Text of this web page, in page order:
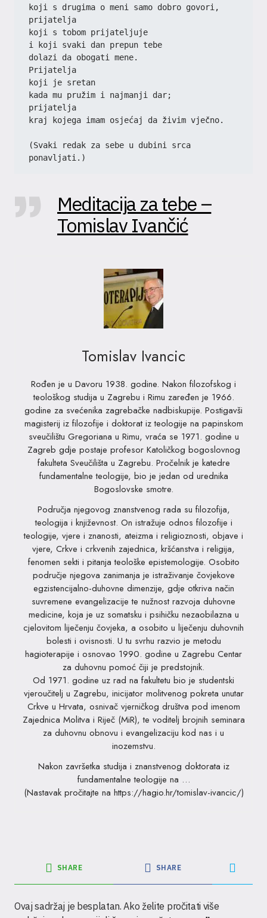
koji s drugima o meni samo dobro govori,
prijatelja
koji s tobom prijateljuje
i koji svaki dan prepun tebe
dolazi da obogati mene.
Prijatelja
koji je sretan
kada mu pružim i najmanji dar;
prijatelja
kraj kojega imam osjećaj da živim vječno.
(Svaki redak za sebe u dubini srca
ponavljati.)
Meditacija za tebe –
Tomislav Ivančić
Tomislav Ivancic
Rođen je u Davoru 1938. godine. Nakon filozofskog i
teološkog studija u Zagrebu i Rimu zaređen je 1966.
godine za svećenika zagrebačke nadbiskupije. Postigavši
magisterij iz filozofije i doktorat iz teologije na papinskom
sveučilištu Gregoriana u Rimu, vraća se 1971. godine u
Zagreb gdje postaje profesor Katoličkog bogoslovnog
fakulteta Sveučilišta u Zagrebu. Pročelnik je katedre
fundamentalne teologije, bio je jedan od urednika
Bogoslovske smotre.
Područja njegovog znanstvenog rada su filozofija,
teologija i književnost. On istražuje odnos filozofije i
teologije, vjere i znanosti, ateizma i religioznosti, objave i
vjere, Crkve i crkvenih zajednica, kršćanstva i religija,
fenomen sekti i pitanja teološke epistemologije. Osobito
područje njegova zanimanja je istraživanje čovjekove
egzistencijalno-duhovne dimenzije, gdje otkriva način
suvremene evangelizacije te nužnost razvoja duhovne
medicine, koja je uz somatsku i psihičku nezaobilazna u
cjelovitom liječenju čovjeka, a osobito u liječenju duhovnih
bolesti i ovisnosti. U tu svrhu razvio je metodu
hagioterapije i osnovao 1990. godine u Zagrebu Centar
za duhovnu pomoć čiji je predstojnik.
Od 1971. godine uz rad na fakultetu bio je studentski
vjeroučitelj u Zagrebu, inicijator molitvenog pokreta unutar
Crkve u Hrvata, osnivač vjerničkog društva pod imenom
Zajednica Molitva i Riječ (MiR), te voditelj brojnih seminara
za duhovnu obnovu i evangelizaciju kod nas i u
inozemstvu.
Nakon završetka studija i znanstvenog doktorata iz
fundamentalne teologije na …
(Nastavak pročitajte na https://hagio.hr/tomislav-ivancic/)
SHARE SHARE
Ovaj sadržaj je besplatan. Ako želite pročitati više